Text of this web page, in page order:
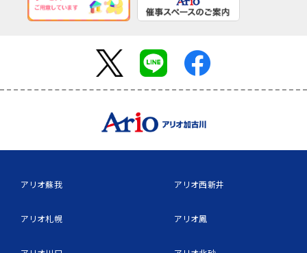
アリオ蘇我
アリオ札幌
アリオ西新井
アリオ鳳